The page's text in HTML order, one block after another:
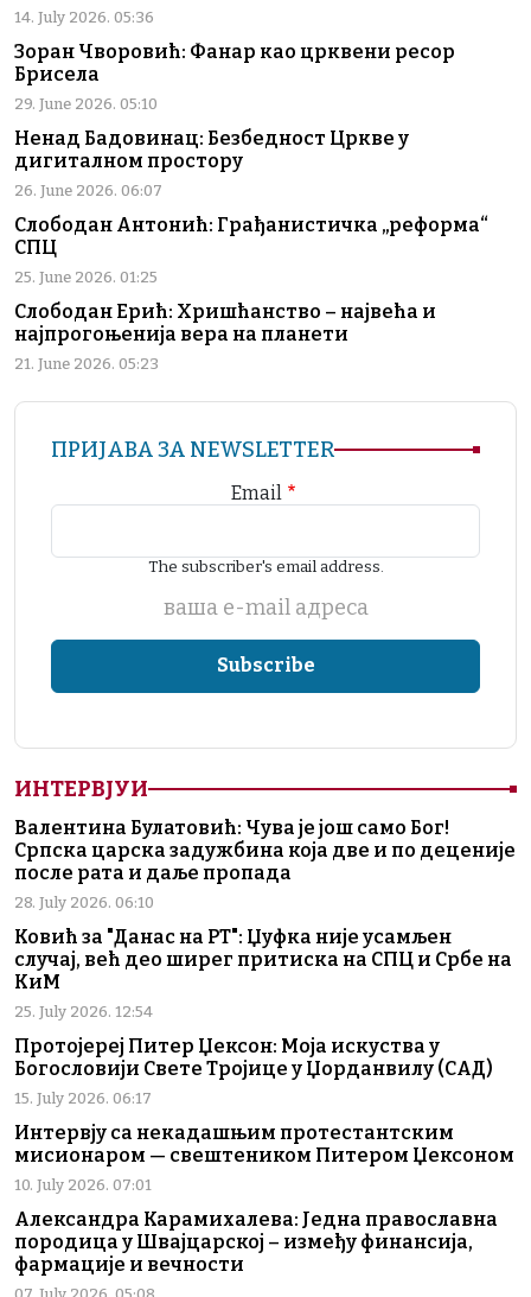
14. July 2026. 05:36
Зоран Чворовић: Фанар као црквени ресор
Брисела
29. June 2026. 05:10
Ненад Бадовинац: Безбедност Цркве у
дигиталном простору
26. June 2026. 06:07
Слободан Антонић: Грађанистичка „реформа“
СПЦ
25. June 2026. 01:25
Слободан Ерић: Хришћанство – највећа и
најпрогоњенија вера на планети
21. June 2026. 05:23
ПРИЈАВА ЗА NEWSLETTER
Email
The subscriber's email address.
ваша е-mail адреса
ИНТЕРВЈУИ
Валентина Булатовић: Чува је још само Бог!
Српска царска задужбина која две и по деценије
после рата и даље пропада
28. July 2026. 06:10
Ковић за "Данас на РТ": Џуфка није усамљен
случај, већ део ширег притиска на СПЦ и Србе на
КиМ
25. July 2026. 12:54
Протојереј Питер Џексон: Моја искуства у
Богословији Свете Тројице у Џорданвилу (САД)
15. July 2026. 06:17
Интервју са некадашњим протестантским
мисионаром — свештеником Питером Џексоном
10. July 2026. 07:01
Александра Карамихалева: Једна православна
породица у Швајцарској – између финансија,
фармације и вечности